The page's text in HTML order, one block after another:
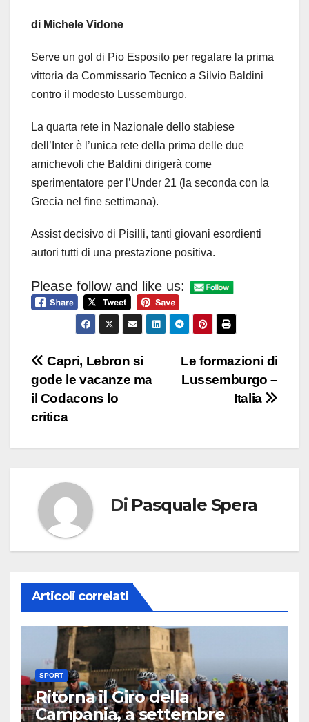
di Michele Vidone
Serve un gol di Pio Esposito per regalare la prima
vittoria da Commissario Tecnico a Silvio Baldini
contro il modesto Lussemburgo.
La quarta rete in Nazionale dello stabiese
dell’Inter è l’unica rete della prima delle due
amichevoli che Baldini dirigerà come
sperimentatore per l’Under 21 (la seconda con la
Grecia nel fine settimana).
Assist decisivo di Pisilli, tanti giovani esordienti
autori tutti di una prestazione positiva.
Please follow and like us:
Navigazione
articoli
Le formazioni di
Lussemburgo –
Italia
Capri, Lebron si
gode le vacanze ma
il Codacons lo
critica
Di Pasquale Spera
Articoli correlati
SPORT
Ritorna il Giro della
Campania, a settembre